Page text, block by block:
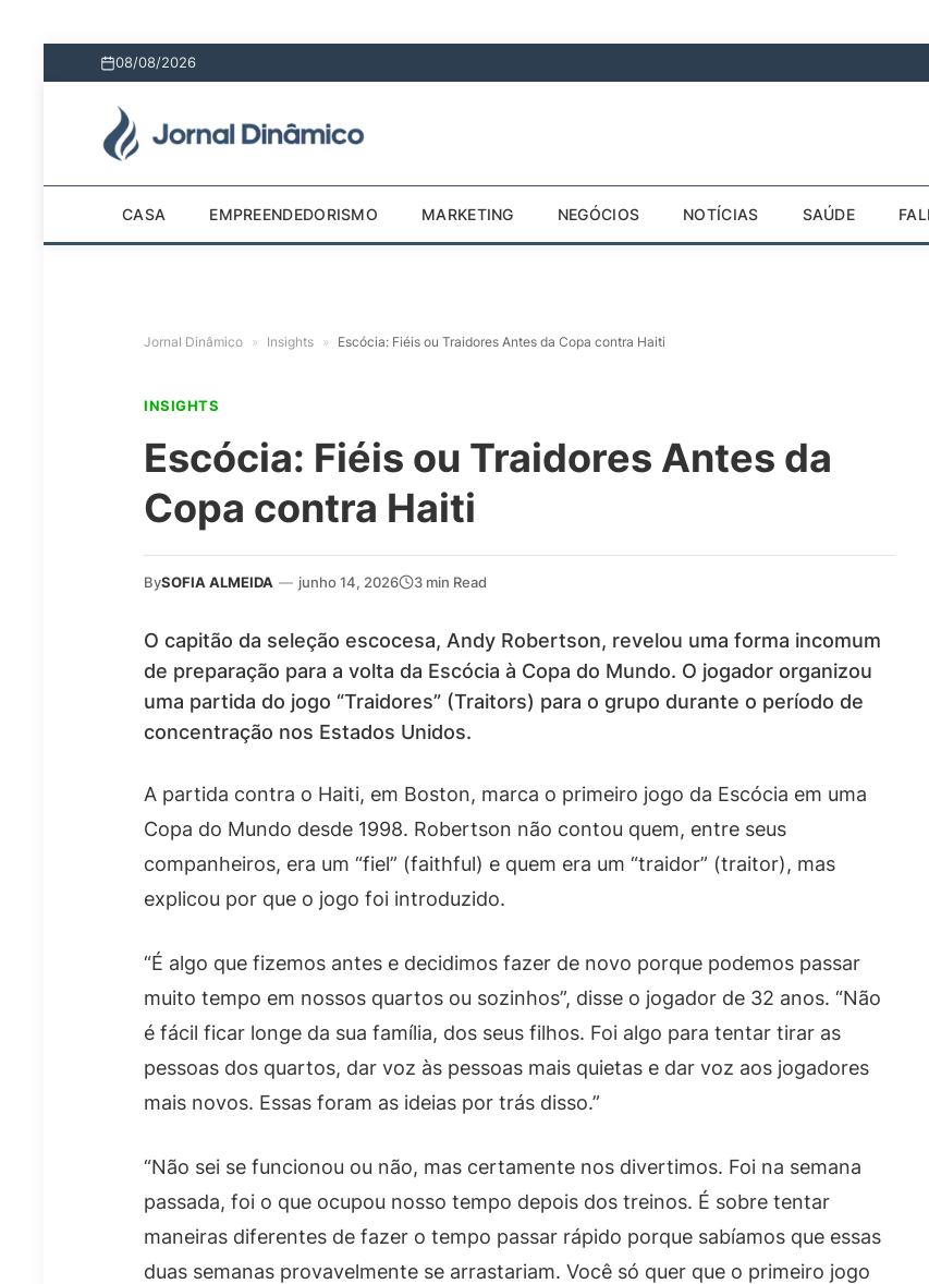
08/08/2026
CASA EMPREENDEDORISMO MARKETING NEGÓCIOS NOTÍCIAS SAÚDE
Jornal Dinâmico » Insights » Escócia: Fiéis ou Traidores Antes da Copa contra Haiti
INSIGHTS
Escócia: Fiéis ou Traidores Antes da
Copa contra Haiti
BySOFIA ALMEIDA — junho 14, 2026 3 min Read
O capitão da seleção escocesa, Andy Robertson, revelou uma forma incomum
de preparação para a volta da Escócia à Copa do Mundo. O jogador organizou
uma partida do jogo “Traidores” (Traitors) para o grupo durante o período de
concentração nos Estados Unidos.
A partida contra o Haiti, em Boston, marca o primeiro jogo da Escócia em uma
Copa do Mundo desde 1998. Robertson não contou quem, entre seus
companheiros, era um “fiel” (faithful) e quem era um “traidor” (traitor), mas
explicou por que o jogo foi introduzido.
“É algo que fizemos antes e decidimos fazer de novo porque podemos passar
muito tempo em nossos quartos ou sozinhos”, disse o jogador de 32 anos. “Não
é fácil ficar longe da sua família, dos seus filhos. Foi algo para tentar tirar as
pessoas dos quartos, dar voz às pessoas mais quietas e dar voz aos jogadores
mais novos. Essas foram as ideias por trás disso.”
“Não sei se funcionou ou não, mas certamente nos divertimos. Foi na semana
passada, foi o que ocupou nosso tempo depois dos treinos. É sobre tentar
maneiras diferentes de fazer o tempo passar rápido porque sabíamos que essas
duas semanas provavelmente se arrastariam. Você só quer que o primeiro jogo